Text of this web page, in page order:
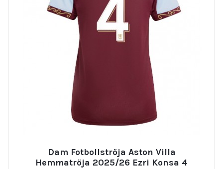
Dam Fotbollströja Aston Villa
Hemmatröja 2025/26 Ezri Konsa 4